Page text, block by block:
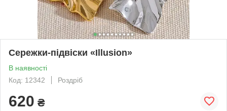
Сережки-підвіски «Illusion»
В наявності
Код: 12342
Роздріб
620 ₴